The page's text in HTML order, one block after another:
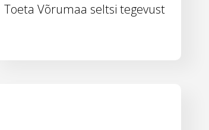
Toeta Võrumaa seltsi tegevust